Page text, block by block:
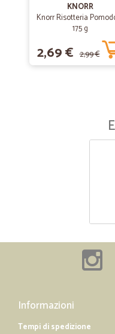
KNORR
Knorr Risotteria
175 g
2,69 € 2,99 €
Informazioni
Tempi di spedizione